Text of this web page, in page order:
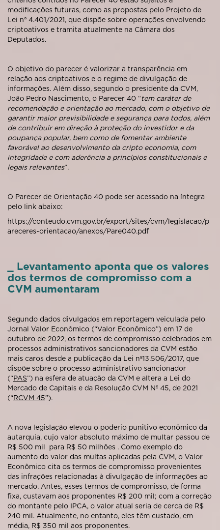
modificações futuras, como as propostas pelo Projeto de
Lei nº 4.401/2021, que dispõe sobre operações envolvendo
criptoativos e tramita atualmente na Câmara dos
Deputados.
O objetivo do parecer é valorizar a transparência em
relação aos criptoativos e o regime de divulgação de
informações. Além disso, segundo o presidente da CVM,
João Pedro Nascimento, o Parecer 40 “tem caráter de
recomendação e orientação ao mercado, com o objetivo de
garantir maior previsibilidade e segurança para todos, além
de contribuir em direção à proteção do investidor e da
poupança popular, bem como de fomentar ambiente
favorável ao desenvolvimento da cripto economia, com
integridade e com aderência a princípios constitucionais e
legais relevantes”.
O Parecer de Orientação 40 pode ser acessado na íntegra
pelo link abaixo:
https://conteudo.cvm.gov.br/export/sites/cvm/legislacao/p
areceres-orientacao/anexos/Pare040.pdf
_ Levantamento aponta que os valores
dos termos de compromisso com a
CVM aumentaram
Segundo dados divulgados em reportagem veiculada pelo
Jornal Valor Econômico (“Valor Econômico”) em 17 de
outubro de 2022, os termos de compromisso celebrados em
processos administrativos sancionadores da CVM estão
mais caros desde a publicação da Lei nº13.506/2017, que
dispõe sobre o processo administrativo sancionador
(“PAS”) na esfera de atuação da CVM e altera a Lei do
Mercado de Capitais e da Resolução CVM Nº 45, de 2021
(“RCVM 45”).
A nova legislação elevou o poderio punitivo econômico da
autarquia, cujo valor absoluto máximo de multar passou de
R$ 500 mil para R$ 50 milhões . Como exemplo do
aumento do valor das multas aplicadas pela CVM, o Valor
Econômico cita os termos de compromisso provenientes
das infrações relacionadas à divulgação de informações ao
mercado. Antes, esses termos de compromisso, de forma
fixa, custavam aos proponentes R$ 200 mil; com a correção
do montante pelo IPCA, o valor atual seria de cerca de R$
240 mil. Atualmente, no entanto, eles têm custado, em
média, R$ 350 mil aos proponentes.